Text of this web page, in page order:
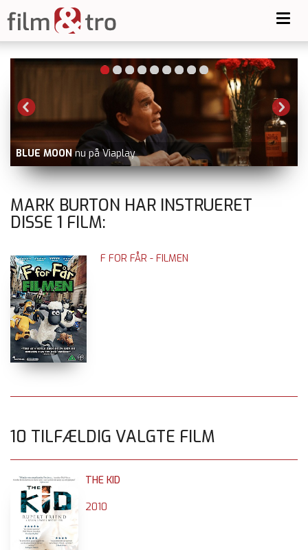
BLUE MOON nu på Viaplay
MARK BURTON HAR INSTRUERET
DISSE 1 FILM:
F FOR FÅR - FILMEN
10 TILFÆLDIG VALGTE FILM
THE KID
2010